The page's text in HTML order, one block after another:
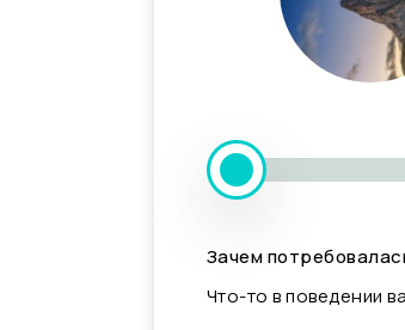
Зачем
Что-то в поведении